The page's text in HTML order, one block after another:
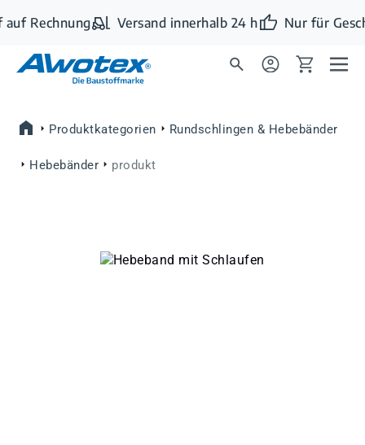
Zum Hauptinhalt springen
Rechnung Versand innerhalb 24 h Nur für
Produktkategorien Rundschlingen & Hebebänder
Hebebänder produkt
Bildergalerie überspringen